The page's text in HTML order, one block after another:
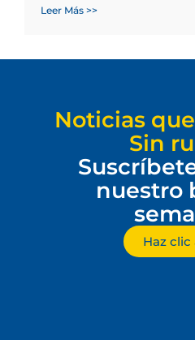
Leer Más >>
Noticias
Sin
nuestro
Haz clic